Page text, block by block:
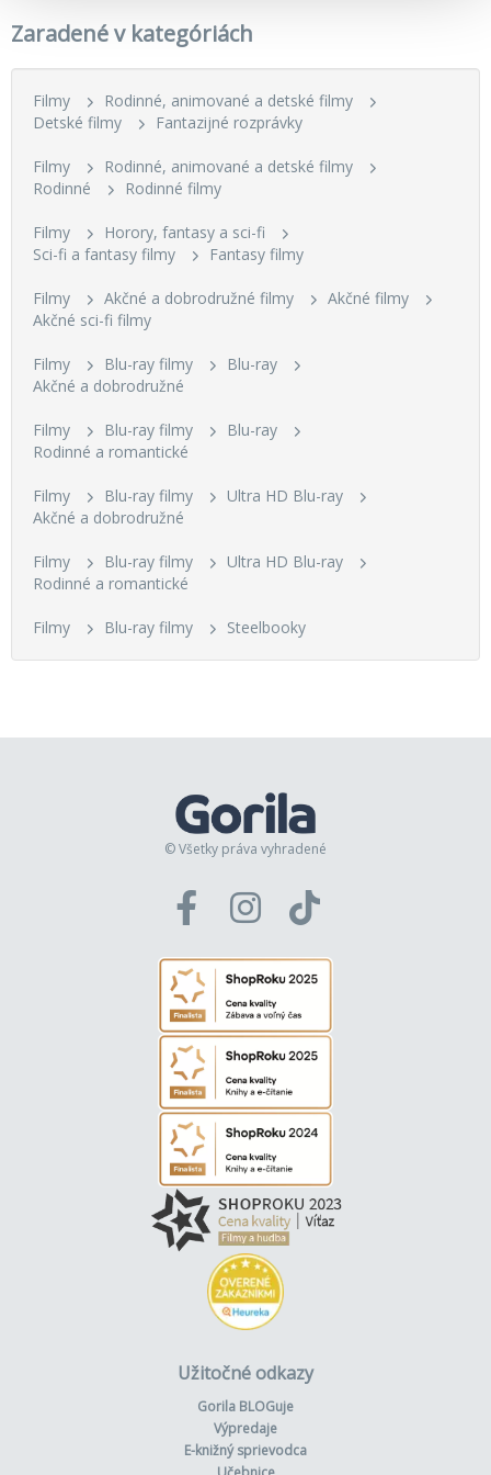
Zaradené v kategóriách
Filmy
Rodinné, animované a detské filmy
Detské filmy
Fantazijné rozprávky
Filmy
Rodinné, animované a detské filmy
Rodinné
Rodinné filmy
Filmy
Horory, fantasy a sci-fi
Sci-fi a fantasy filmy
Fantasy filmy
Filmy Akčné a dobrodružné filmy
Akčné filmy
Akčné sci-fi filmy
Filmy Blu-ray filmy
Blu-ray
Akčné a dobrodružné
Filmy Blu-ray filmy
Blu-ray
Rodinné a romantické
Filmy Blu-ray filmy
Ultra HD Blu-ray
Akčné a dobrodružné
Filmy Blu-ray filmy
Ultra HD Blu-ray
Rodinné a romantické
Filmy Blu-ray filmy Steelbooky
© Všetky práva vyhradené
Užitočné odkazy
Gorila BLOGuje
Výpredaje
E-knižný sprievodca